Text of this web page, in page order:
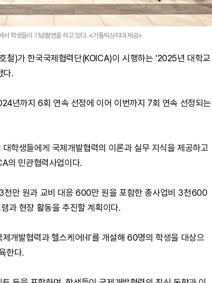
서 학생들이 기념촬영을 하고 있다. <가톨릭상지대 제공>
철)가 한국국제협력단(KOICA)이 시행하는 '2025년 대학교
다.
년까지 6회 연속 선정에 이어 이번까지 7회 연속 선정되는
학생들에게 국제개발협력의 이론과 실무 지식을 제공하고
의 민관협력사업이다.
천만 원과 교비 대응 600만 원을 포함한 총사업비 3천600
과 현장 활동을 추진할 계획이다.
개발협력과 헬스케어Ⅰ·Ⅱ'를 개설해 60명의 학생을 대상으
한다.